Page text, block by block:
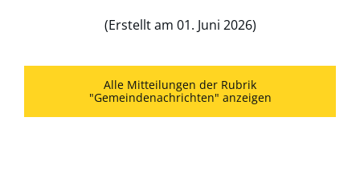
(Erstellt am 01. Juni 2026)
Alle Mitteilungen der Rubrik
"Gemeindenachrichten" anzeigen